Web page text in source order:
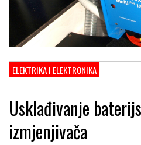
ELEKTRIKA I ELEKTRONIKA
Usklađivanje
izmjenjivača